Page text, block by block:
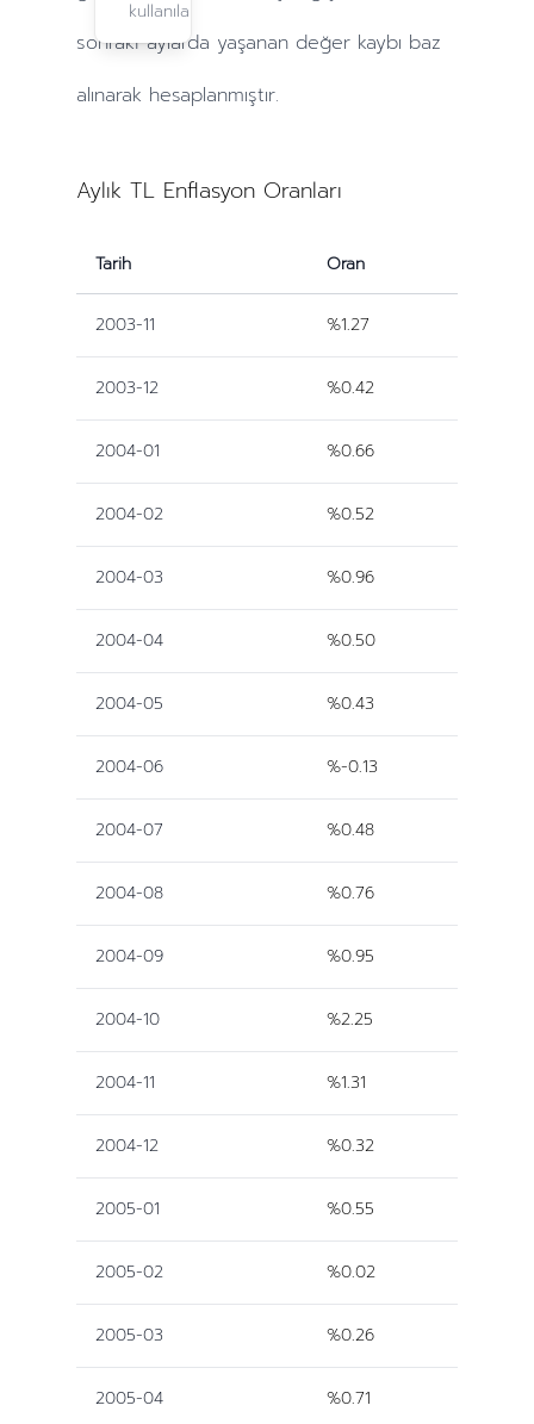
kullanılabilir.
sonraki aylarda yaşanan değer kaybı baz
alınarak hesaplanmıştır.
Aylık TL Enflasyon Oranları
Tarih Oran
2003-11 %1.27
2003-12 %0.42
2004-01 %0.66
2004-02 %0.52
2004-03 %0.96
2004-04 %0.50
2004-05 %0.43
2004-06 %-0.13
2004-07 %0.48
2004-08 %0.76
2004-09 %0.95
2004-10 %2.25
2004-11 %1.31
2004-12 %0.32
2005-01 %0.55
2005-02 %0.02
2005-03 %0.26
2005-04 %0.71